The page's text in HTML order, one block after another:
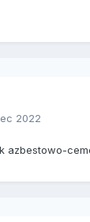
2022
azbestowo-